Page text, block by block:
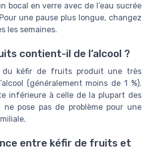
bocal en verre avec de l’eau sucrée
une pause plus longue, changez
les semaines.
contient-il de l’alcool ?
du kéfir de fruits produit une très
(généralement moins de 1 %).
inférieure à celle de la plupart des
pose pas de problème pour une
entre kéfir de fruits et